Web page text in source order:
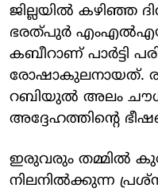
ജില്ലയിൽ കഴിഞ്ഞ
ഭരത്‌പുർ
കബീറാണ്‌ പാർട്ടി
രോഷാകുലനായത്‌.
റബിയുൽ അലം
അദ്ദേഹത്തിന്റെ
ഇരുവരും തമ്മിൽ
നിലനിൽക്കുന്ന